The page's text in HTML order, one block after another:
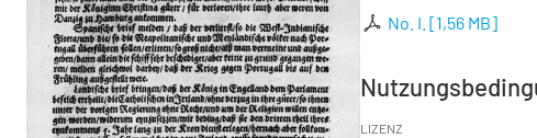
No. I. [1,56 MB]
LIZENZ